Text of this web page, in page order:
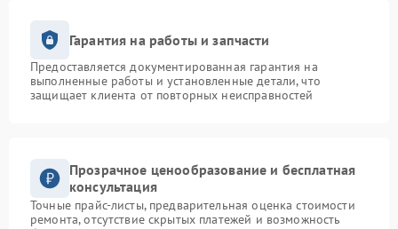
Гарантия на работы и запчасти
Предоставляется документированная гарантия на
выполненные работы и установленные детали, что
защищает клиента от повторных неисправностей
Прозрачное ценообразование и бесплатная
консультация
Точные прайс-листы, предварительная оценка стоимости
ремонта, отсутствие скрытых платежей и возможность